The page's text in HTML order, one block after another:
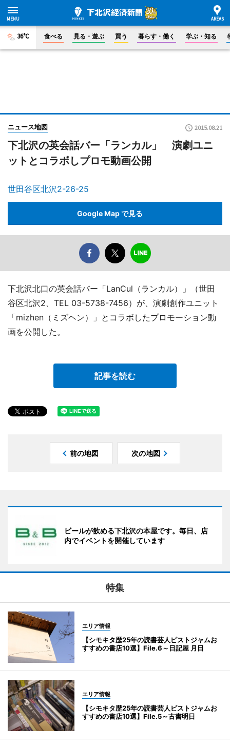
36°C 食べる 見る・遊ぶ 買う 暮らす・働く 学ぶ・知る
ニュース地図 2015.08.21
下北沢の英会話バー「ランカル」 演劇ユニ
ットとコラボしプロモ動画公開
世田谷区北沢2-26-25
Google Map で見る
下北沢北口の英会話バー「LanCul（ランカル）」（世田
谷区北沢2、TEL 03-5738-7456）が、演劇創作ユニット
「mizhen（ミズヘン）」とコラボしたプロモーション動
画を公開した。
記事を読む
前の地図 次の地図
ビールが飲める下北沢の本屋です。毎日、店
内でイベントを開催しています
特集
エリア情報
【シモキタ歴25年の読書芸人ピストジャムお
すすめの書店10選】File.6～日記屋 月日
エリア情報
【シモキタ歴25年の読書芸人ピストジャムお
すすめの書店10選】File.5～古書明日